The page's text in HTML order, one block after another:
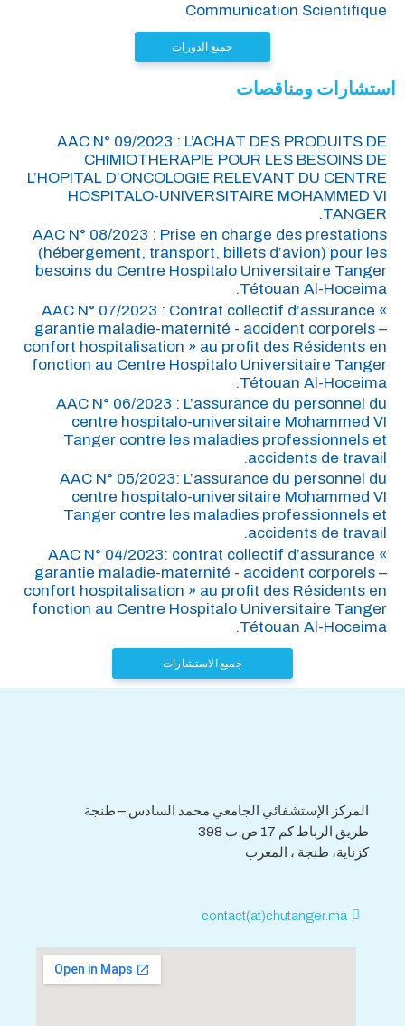
Communication Scientifique
جميع الدورات
استشارات ومناقصات
AAC N° 09/2023 : L’ACHAT DES PRODUITS DE
CHIMIOTHERAPIE POUR LES BESOINS DE
L’HOPITAL D’ONCOLOGIE RELEVANT DU CENTRE
HOSPITALO-UNIVERSITAIRE MOHAMMED VI
TANGER.
AAC N° 08/2023 : Prise en charge des prestations
(hébergement, transport, billets d’avion) pour les
besoins du Centre Hospitalo Universitaire Tanger
Tétouan Al-Hoceima.
AAC N° 07/2023 : Contrat collectif d’assurance «
garantie maladie-maternité - accident corporels –
confort hospitalisation » au profit des Résidents en
fonction au Centre Hospitalo Universitaire Tanger
Tétouan Al-Hoceima.
AAC N° 06/2023 : L’assurance du personnel du
centre hospitalo-universitaire Mohammed VI
Tanger contre les maladies professionnels et
accidents de travail.
AAC N° 05/2023: L’assurance du personnel du
centre hospitalo-universitaire Mohammed VI
Tanger contre les maladies professionnels et
accidents de travail.
AAC N° 04/2023: contrat collectif d’assurance «
garantie maladie-maternité - accident corporels –
confort hospitalisation » au profit des Résidents en
fonction au Centre Hospitalo Universitaire Tanger
Tétouan Al-Hoceima.
جميع الاستشارات
المركز الإستشفائي الجامعي محمد السادس – طنجة
طريق الرباط كم 17 ص.ب 398
كزناية، طنجة ، المغرب
contact(at)chutanger.ma